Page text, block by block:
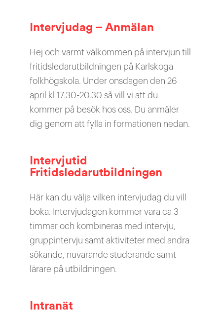
Intervjudag – Anmälan
Hej och varmt välkommen på intervjun till
fritidsledarutbildningen på Karlskoga
folkhögskola. Under onsdagen den 26
april kl 17.30-20.30 så vill vi att du
kommer på besök hos oss. Du anmäler
dig genom att fylla in formationen nedan.
Intervjutid
Fritidsledarutbildningen
Här kan du välja vilken intervjudag du vill
boka. Intervjudagen kommer vara ca 3
timmar och kombineras med intervju,
gruppintervju samt aktiviteter med andra
sökande, nuvarande studerande samt
lärare på utbildningen.
Intranät